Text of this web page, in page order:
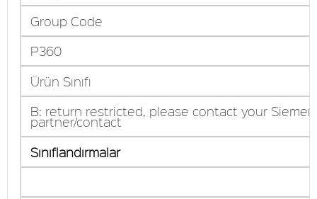
Group Code
P360
Ürün Sınıfı
B: return restricted, please contact your
partner/contact
Sınıflandırmalar